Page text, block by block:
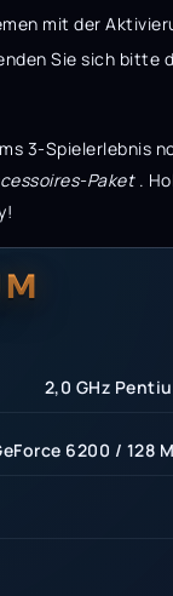
mit der
Sie sich bitte
3-Spielerlebnis
Paket.
2,0 GHz
6200 / 128